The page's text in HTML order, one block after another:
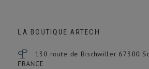
LA BOUTIQUE ARTECH
130 route de Bischwiller 67300
FRANCE